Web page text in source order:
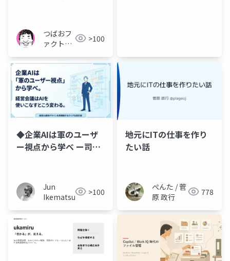
つばおフ
ァクトリ
>100
◆企業AIは軍のユーザ
ー視点から学べ ー司令
Jun
Ikematsu
>100
地元にITの仕事を作り
たい話
ぺんた / 菅
原 政行
778